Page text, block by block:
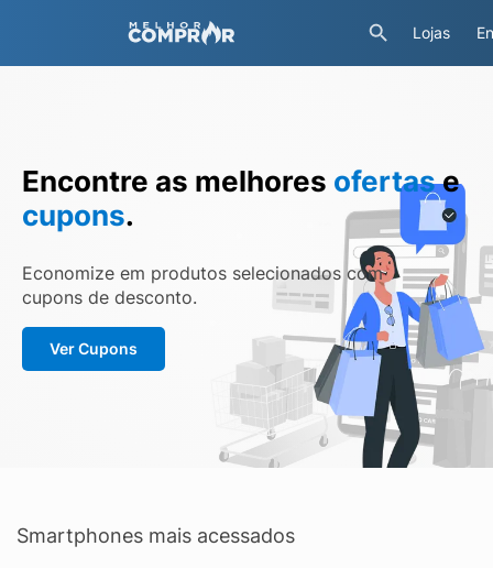
Lojas
Encontre as melhores ofertase
cupons.
Economize em produtos selecionados com
cupons de desconto.
Ver Cupons
Smartphones mais acessados